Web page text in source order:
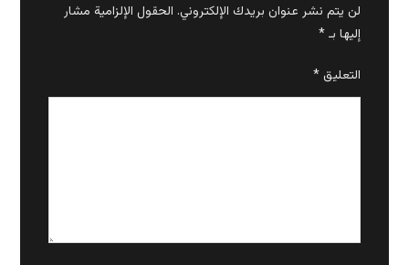
لن يتم نشر عنوان بريدك الإلكتروني. الحقول الإلزامية مشار
إليها بـ*
التعليق*